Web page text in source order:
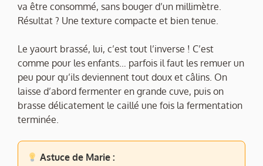
va être consommé, sans bouger d’un millimètre.
Résultat ? Une texture compacte et bien tenue.
Le yaourt brassé, lui, c’est tout l’inverse ! C’est
comme pour les enfants… parfois il faut les remuer un
peu pour qu’ils deviennent tout doux et câlins. On
laisse d’abord fermenter en grande cuve, puis on
brasse délicatement le caillé une fois la fermentation
terminée.
Astuce de Marie :